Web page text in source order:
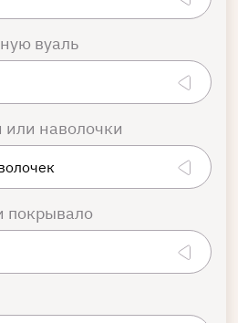
вуаль
наволочки
покрывало